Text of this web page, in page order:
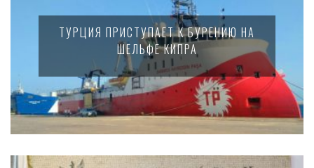
ТУРЦИЯ ПРИСТУПАЕТ К БУРЕНИЮ НА
ШЕЛЬФЕ КИПРА